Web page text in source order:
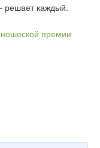
решает каждый.
премии